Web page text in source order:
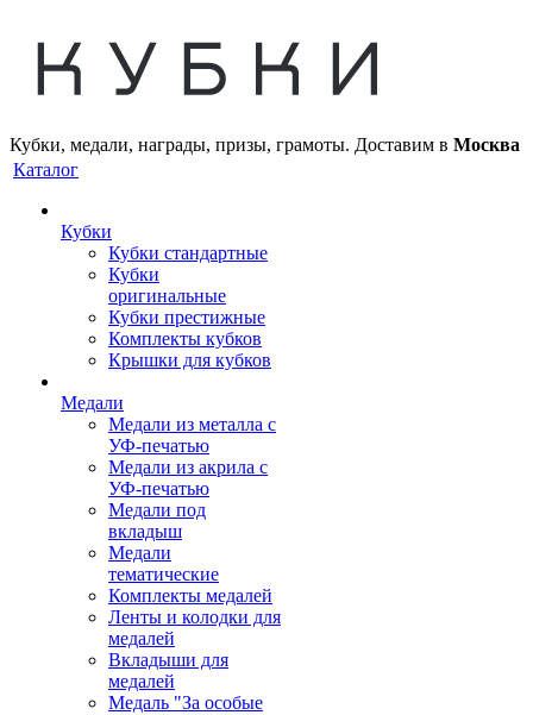
Кубки, медали, награды, призы, грамоты. Доставим в Москва
Каталог
Кубки
Кубки стандартные
Кубки
оригинальные
Кубки престижные
Комплекты кубков
Крышки для кубков
Медали
Медали из металла с
УФ-печатью
Медали из акрила с
УФ-печатью
Медали под
вкладыш
Медали
тематические
Комплекты медалей
Ленты и колодки для
медалей
Вкладыши для
медалей
Медаль "За особые